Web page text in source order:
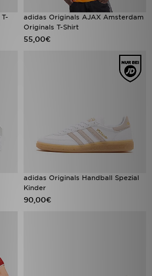
adidas Originals AJAX Amsterdam
Originals T-Shirt
55,00€
adidas Originals Handball Spezial
Kinder
90,00€